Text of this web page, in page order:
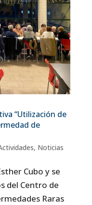
“Utilización de
de
, Noticias
Cubo y se
del Centro de
Raras